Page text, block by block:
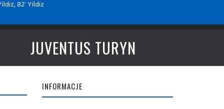
82' Yildiz
JUVENTUS TURYN
INFORMACJE